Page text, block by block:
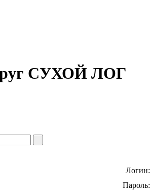
СУХОЙ ЛОГ
Логин:
Пароль: